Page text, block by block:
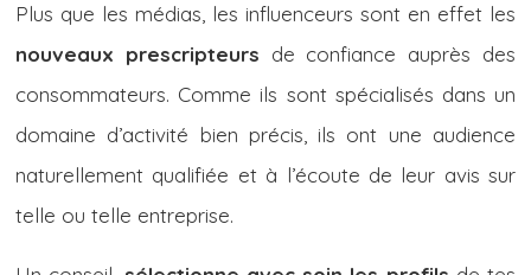
Plus que les médias, les influenceurs sont en effet les
nouveaux prescripteurs de confiance auprès des
consommateurs. Comme ils sont spécialisés dans un
domaine d’activité bien précis, ils ont une audience
naturellement qualifiée et à l’écoute de leur avis sur
telle ou telle entreprise.